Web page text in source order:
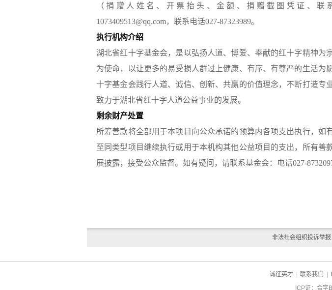
（捐赠人姓名、开票抬头、金额、捐赠截图凭证、联
1073409513@qq.com，联系电话027-87323989。
执行机构介绍
湖北省红十字基金会，是以弘扬人道、博爱、奉献的红十字精神为
为使命，以让更多的易受损人群过上健康、有序、有尊严的生活为
十字基金会践行人道、诚信、创新、共赢的价值理念，不断打造专
致力于湖北省红十字人道公益事业的发展。
剩余财产处置
所筹善款将全部用于本项目向公众承诺的预算内各项支出执行，如
至同类型项目继续执行或用于本机构其他公益项目的支出，所有善
展披露，接受公众监督。如有疑问，请联系基金会：电话027-
非法社会组织投诉举报
诚征英才 联系我们
ICP证：合字